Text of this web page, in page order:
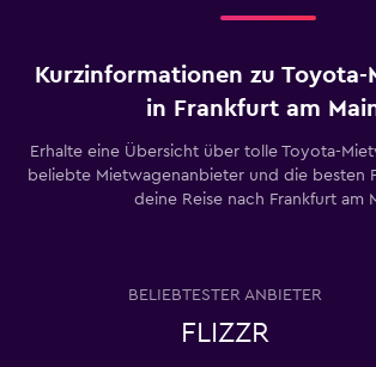
Kurzinformationen zu Toyota-
in Frankfurt am
Erhalte eine Übersicht über tolle Toyota-
beliebte Mietwagenanbieter und die besten
deine Reise nach Frankfurt am
BELIEBTESTER ANBIETER
FLIZZR